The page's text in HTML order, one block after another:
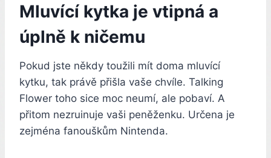
Mluvící kytka je vtipná a
úplně k ničemu
Pokud jste někdy toužili mít doma mluvící
kytku, tak právě přišla vaše chvíle. Talking
Flower toho sice moc neumí, ale pobaví. A
přitom nezruinuje vaši peněženku. Určena je
zejména fanouškům Nintenda.